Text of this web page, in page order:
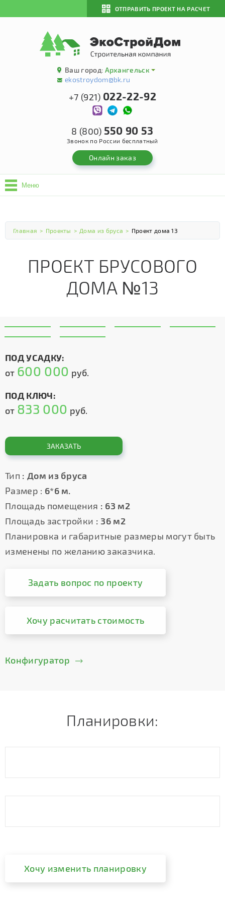
ОТПРАВИТЬ ПРОЕКТ НА РАСЧЕТ
Ваш город: Архангельск
ekostroydom@bk.ru
+7 (921) 022-22-92
8 (800) 550 90 53
Звонок по России бесплатный
Онлайн заказ
Меню
Главная > Проекты > Дома из бруса > Проект дома 13
ПРОЕКТ БРУСОВОГО
ДОМА №13
ПОД УСАДКУ:
от 600 000 руб.
ПОД КЛЮЧ:
от 833 000 руб.
ЗАКАЗАТЬ
Тип : Дом из бруса
Размер : 6*6 м.
Площадь помещения : 63 м2
Площадь застройки : 36 м2
Планировка и габаритные размеры могут быть
изменены по желанию заказчика.
Задать вопрос по проекту
Хочу расчитать стоимость
Конфигуратор
Планировки:
Хочу изменить планировку